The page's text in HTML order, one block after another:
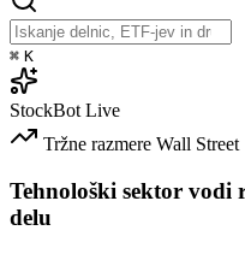
⌘ K
StockBot Live
Tržne razmere Wall Street
Tehnološki sektor vodi
delu